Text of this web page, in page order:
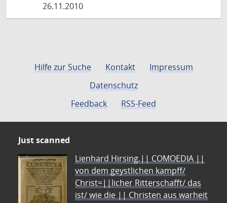
26.11.2010
Hilfe zur Suche Kontakt
Impressum
Datenschutz
Feedback
RSS-Feed
Just scanned
Lienhard Hirsing.|| COMOEDIA ||
von dem geystlichen kampff/
Christ=||licher Ritterschafft/ das
ist/ wie die || Christen aus warheit